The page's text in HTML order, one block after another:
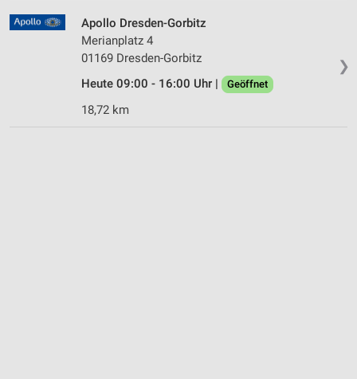
❯
Apollo Dresden-Gorbitz
Merianplatz 4
01169 Dresden-Gorbitz
Heute 09:00 - 16:00 Uhr |
Geöffnet
18,72 km